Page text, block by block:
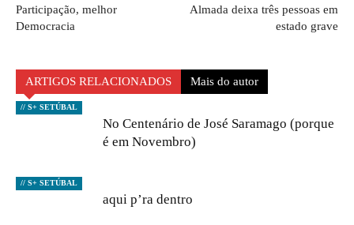
Participação, melhor
Democracia
Almada deixa três pessoas em
estado grave
ARTIGOS RELACIONADOS Mais do autor
// S+ SETÚBAL
No Centenário de José Saramago (porque
é em Novembro)
// S+ SETÚBAL
aqui p’ra dentro